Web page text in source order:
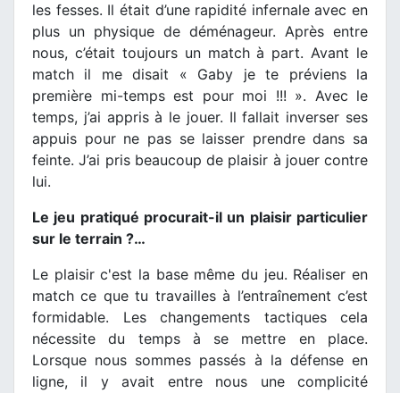
les fesses. Il était d’une rapidité infernale avec en
plus un physique de déménageur. Après entre
nous, c’était toujours un match à part. Avant le
match il me disait « Gaby je te préviens la
première mi-temps est pour moi !!! ». Avec le
temps, j’ai appris à le jouer. Il fallait inverser ses
appuis pour ne pas se laisser prendre dans sa
feinte. J’ai pris beaucoup de plaisir à jouer contre
lui.
Le jeu pratiqué procurait-il un plaisir particulier
sur le terrain ?…
Le plaisir c'est la base même du jeu. Réaliser en
match ce que tu travailles à l’entraînement c’est
formidable. Les changements tactiques cela
nécessite du temps à se mettre en place.
Lorsque nous sommes passés à la défense en
ligne, il y avait entre nous une complicité